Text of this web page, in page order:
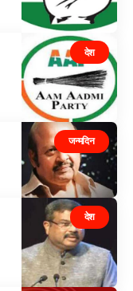
देश
जन्मदिन
देश